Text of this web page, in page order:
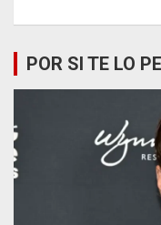
POR SI TE LO